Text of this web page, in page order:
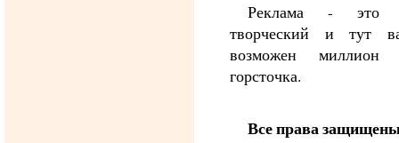
Реклама - это
творческий и тут
возможен
горсточка.
Все права